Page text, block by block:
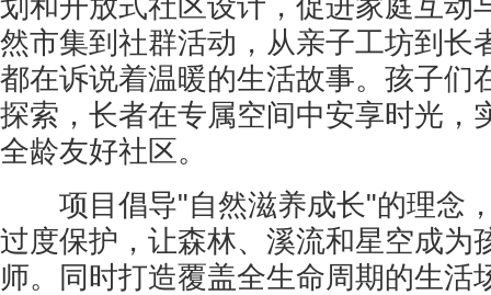
划和开放式社区设计，促进家庭互动
然市集到社群活动，从亲子工坊到长
都在诉说着温暖的生活故事。孩子们
探索，长者在专属空间中安享时光，
全龄友好社区。
项目倡导"自然滋养成长"的理念
过度保护，让森林、溪流和星空成为
师。同时打造覆盖全生命周期的生活